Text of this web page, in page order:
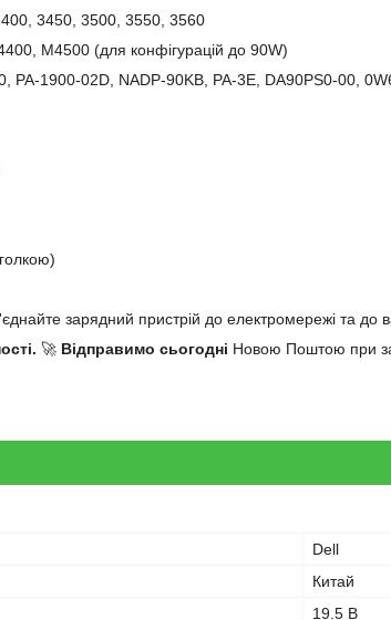
3450, 3500, 3550, 3560
M4500 (для конфігурацій до 90W)
PA-1900-02D, NADP-90KB, PA-3E, DA90PS0-00,
зарядний пристрій до електромережі та
🚀 Відправимо сьогодні Новою Поштою при
Dell
Китай
19.5 В